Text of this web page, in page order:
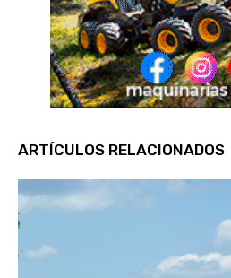
ARTÍCULOS RELACIONADOS